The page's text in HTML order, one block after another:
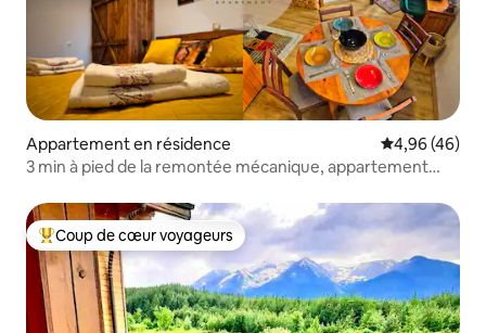
Appartement en résidence Évaluation
4,96 (46)
3 min à pied de la remontée mécanique, appartement
Coups de cœur voyageurs les plus appréciés
Coup de cœur voyageurs